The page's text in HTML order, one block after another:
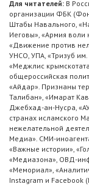
Для читателей: В
организации ФБК
Штабы Навального,
Иеговы», «Армия воли
«Движение против
УНСО, УПА, «Тризуб
«Меджлис
общероссийская
«Айдар». Признаны
Талибан», «Имарат
Джебхад-ан-Нусра,
странах исламского
нежелательной
Медиа». СМИ-
«Важные истории»,
«Медиазона», ОВД-
«Мемориал»,
Instagram и Facebook